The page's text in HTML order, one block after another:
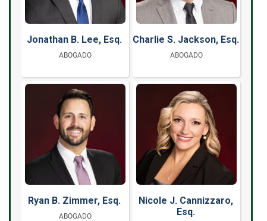
Jonathan B. Lee, Esq.
ABOGADO
Charlie S. Jackson, Esq.
ABOGADO
Ryan B. Zimmer, Esq.
ABOGADO
Nicole J. Cannizzaro,
Esq.